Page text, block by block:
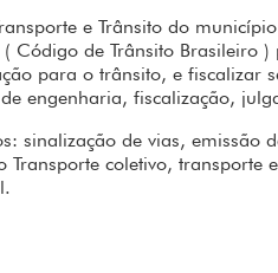
e Trânsito do
Código de Trânsito Brasileiro
para o trânsito, e fiscalizar
engenharia, fiscalização,
sinalização de vias,
Transporte coletivo,